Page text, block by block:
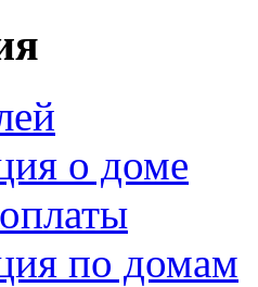
о доме
по домам